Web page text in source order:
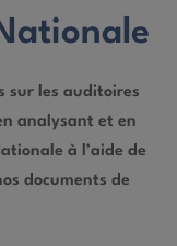
sur les auditoires
analysant et en
à l’aide de
documents de